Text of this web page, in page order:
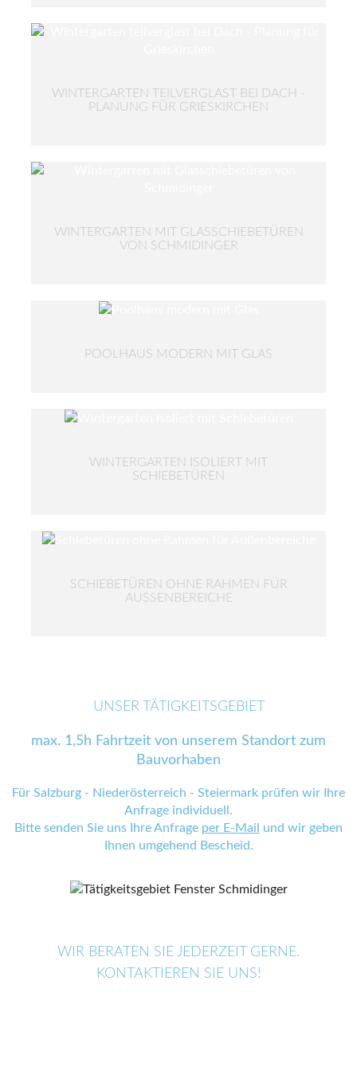
WINTERGARTEN TEILVERGLAST BEI DACH -
PLANUNG FÜR GRIESKIRCHEN
WINTERGARTEN MIT GLASSCHIEBETÜREN
VON SCHMIDINGER
POOLHAUS MODERN MIT GLAS
WINTERGARTEN ISOLIERT MIT
SCHIEBETÜREN
SCHIEBETÜREN OHNE RAHMEN FÜR
AUSSENBEREICHE
UNSER TÄTIGKEITSGEBIET
max. 1,5h Fahrtzeit von unserem Standort zum
Bauvorhaben
Für Salzburg - Niederösterreich - Steiermark prüfen wir Ihre
Anfrage individuell.
Bitte senden Sie uns Ihre Anfrage per E-Mail
und wir geben
Ihnen umgehend Bescheid.
WIR BERATEN SIE JEDERZEIT GERNE.
KONTAKTIEREN SIE UNS!